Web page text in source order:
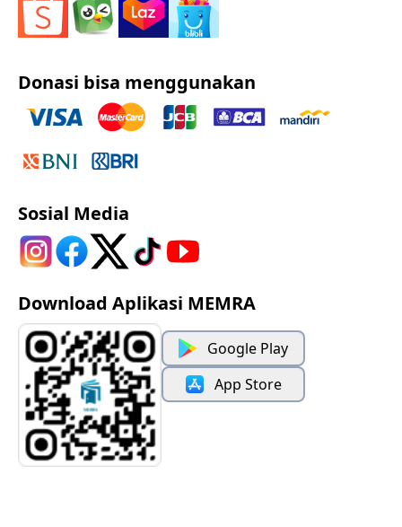
Donasi bisa menggunakan
Sosial Media
Download Aplikasi MEMRA
Google Play
App Store